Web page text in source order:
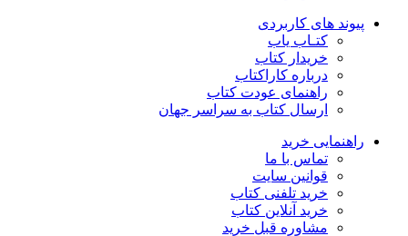
پیوند های کاربردی
کتـاب یاب
خریدار کتاب
درباره کاراکتاب
راهنمای عودت کتاب
ارسال کتاب به سراسر جهان
راهنمایی خرید
تماس با ما
قوانین سایت
خرید تلفنی کتاب
خرید آنلاین کتاب
مشاوره قبل خرید